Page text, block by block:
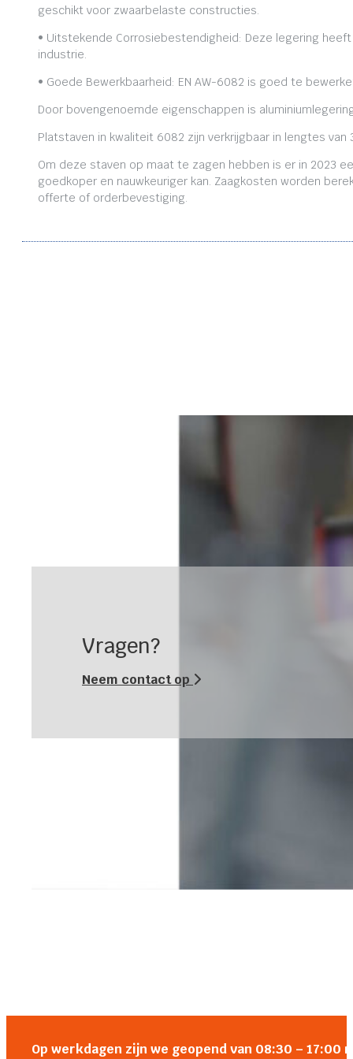
geschikt voor zwaarbelaste constructies.
• Uitstekende Corrosiebestendigheid: Deze legering
industrie.
• Goede Bewerkbaarheid: EN AW-6082 is goed te
Door bovengenoemde eigenschappen is
Platstaven in kwaliteit 6082 zijn verkrijgbaar in lengtes
Om deze staven op maat te zagen hebben is er in 2023
goedkoper en nauwkeuriger kan. Zaagkosten worden
offerte of orderbevestiging.
Vragen?
Neem contact op
Op werkdagen zijn we geopend van 08:30 –